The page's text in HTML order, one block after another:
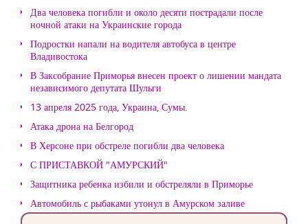
Два человека погибли и около десяти пострадали после
ночной атаки на Украинские города
Подростки напали на водителя автобуса в центре
Владивостока
В Заксобрание Приморья внесен проект о лишении мандата
независимого депутата Шульги
13 апреля 2025 года, Украина, Сумы.
Атака дрона на Белгород
В Херсоне при обстреле погибли два человека
С ПРИСТАВКОЙ "АМУРСКИЙ"
Защитника ребенка избили и обстреляли в Приморье
Автомобиль с рыбаками утонул в Амурском заливе